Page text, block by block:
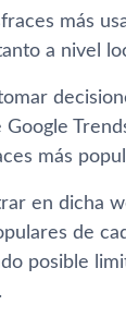
más
a nivel
más
en dicha
de
posible